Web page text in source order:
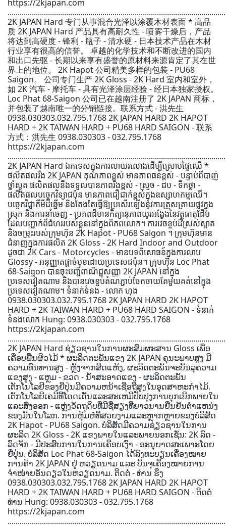
https://2kjapan.com
2K JAPAN Hard 专门从事混合光泽以涂覆木材表面 * 高品
质 2K JAPAN Hard 产品具有高耐久性 - 喷雾干燥后，产品
将达到高硬度 - 锋利 - 瓶子 - 清水硬 - 日本技术产品在木材
行业享有很高的信誉。 卓越的化学技术和不断改进的国内
和出口先驱 - 长期以来享有盛誉的原材料来源肯定了其在世
界上的地位。 2K Hapot 公司精美多样的包装 - PU68
Saigon。 公司专门生产 2K Gloss - 2K Hard 室内和室外，
如 2K 汽车 - 摩托车 - 具有光泽涂层经验 - 经日本独家授权。
Loc Phat 68-Saigon 公司已在越南注册了 2K JAPAN 商标，
并包装了越南唯一的分销链接。联系方式 - 洪先生
0938.030303.032.795.1768 2K JAPAN HARD 2K HAPOT
HARD + 2K TAIWAN HARD + PU68 HARD SAIGON - 联系
方式：洪先生 0938.030303 - 032.795.1768
https://2kjapan.com
2K JAPAN Hard ឯកទេសក្នុងការលាយរលោងដើម្បីស្រោបផ្ទៃឈើ *
ផលិតផលរឹង 2K JAPAN គុណភាពខ្ពស់ មានភាពធន់ខ្ពស់ - បន្ទាប់ពីបាញ់
ថ្នាំស្ងួត ផលិតផលនឹងទទួលបានភាពរឹងខ្ពស់ - ស្រួច - ដប - ទឹកថ្លា -
ផលិតផលបច្ចេកវិទ្យាជប៉ុន មានភាពជឿជាក់ខ្ពស់ក្នុងឧស្សាហកម្មឈើ។
បច្ចេកវិជ្ជាគីមីដ៏ឆ្នើម និងតែងតែធ្វើឱ្យប្រសើរឡើងនូវការត្រួសត្រាយផ្លូវក្នុង
ស្រុក និងការនាំចេញ - ប្រភពដ៏មានកិត្យានុភាពយូរអង្វែងនៃវត្ថុធាតុដើម
ដែលបញ្ជាក់ពីជំហររបស់ខ្លួននៅក្នុងពិភពលោក។ ការវេចខ្ចប់ដ៏ស្រស់ស្អាត
និងចម្រុះរបស់ក្រុមហ៊ុន 2K Hapot - PU68 Saigon ។ ក្រុមហ៊ុនមាន
ជំនាញក្នុងការផលិត 2K Gloss - 2K Hard Indoor and Outdoor
ដូចជា 2K Cars - Motorcycles - មានបទពិសោធន៍ក្នុងការលាប
Glossy - អនុញ្ញាតផ្តាច់មុខដោយប្រទេសជប៉ុន។ ក្រុមហ៊ុន Loc Phat
68-Saigon បានចុះបញ្ជីពាណិជ្ជសញ្ញា 2K JAPAN នៅក្នុង
ប្រទេសវៀតណាម និងបានវេចខ្ចប់តំណភ្ជាប់ចែកចាយតែមួយគត់នៅក្នុង
ប្រទេសវៀតណាម។ ទំនាក់ទំនង - លោក ហុង
0938.030303.032.795.1768 2K JAPAN HARD 2K HAPOT
HARD + 2K TAIWAN HARD + PU68 HARD SAIGON - ទំនាក់
ទំនងលោក Hung: 0938.030303 - 032.795.1768
https://2kjapan.com
2K JAPAN Hard ຊ່ຽວຊານໃນການຜະສົມຜະສານ Gloss ເພື່ອ
ເຄືອບພື້ນຜິວໄມ້ * ຜະລິດຕະພັນແຂງ 2K JAPAN ຄຸນະພາບສູງ ມີ
ຄວາມທົນທານສູງ - ຫຼັງຈາກສີດແຫ້ງ, ຜະລິດຕະພັນຈະບັນລຸຄວາມ
ແຂງສູງ - ແຫຼມ - ຂວດ - ນ້ໍາສະອາດແຂງ - ຜະລິດຕະພັນ
ເຕັກໂນໂລຢີຂອງຍີ່ປຸ່ນມີຄວາມຫນ້າເຊື່ອຖືສູງໃນອຸດສາຫະກໍາໄມ້.
ເຕັກໂນໂລຍີເຄມີທີ່ໂດດເດັ່ນແລະສະເຫມີປັບປຸງການບຸກເບີກພາຍໃນ
ແລະສົ່ງອອກ - ແຫຼ່ງວັດຖຸດິບທີ່ມີຊື່ສຽງທີ່ຍາວນານຢືນຢັນຕໍາແຫນ່ງ
ຂອງມັນໃນໂລກ. ການຫຸ້ມຫໍ່ທີ່ສວຍງາມແລະຫຼາກຫຼາຍຂອງບໍລິສັດ
2K Hapot - PU68 Saigon. ບໍລິສັດມີຄວາມຊ່ຽວຊານໃນການ
ຜະລິດ 2K Gloss - 2K ແຂງພາຍໃນແລະພາຍນອກເຊັ່ນ: 2K ລົດ -
ລົດຈັກ - ມີປະສົບການໃນການເຄືອບເງົາ - ອະນຸຍາດສະເພາະໂດຍ
ຍີ່ປຸ່ນ. ບໍລິສັດ Loc Phat 68-Saigon ໄດ້ລົງທະບຽນເຄື່ອງໝາຍ
ການຄ້າ 2K JAPAN ຢູ່ ຫວຽດນາມ ແລະ ບັນຈຸເຄື່ອງໝາຍການ
ຈຳໜ່າຍອັນດຽວໃນຫວຽດນາມ. ຕິດຕໍ່ - ທ່ານ ຮຶງ
0938.030303.032.795.1768 2K JAPAN HARD 2K HAPOT
HARD + 2K TAIWAN HARD + PU68 HARD SAIGON - ຕິດຕໍ່
ທ່ານ Hung: 0938.030303 - 032.795.1768
https://2kjapan.com